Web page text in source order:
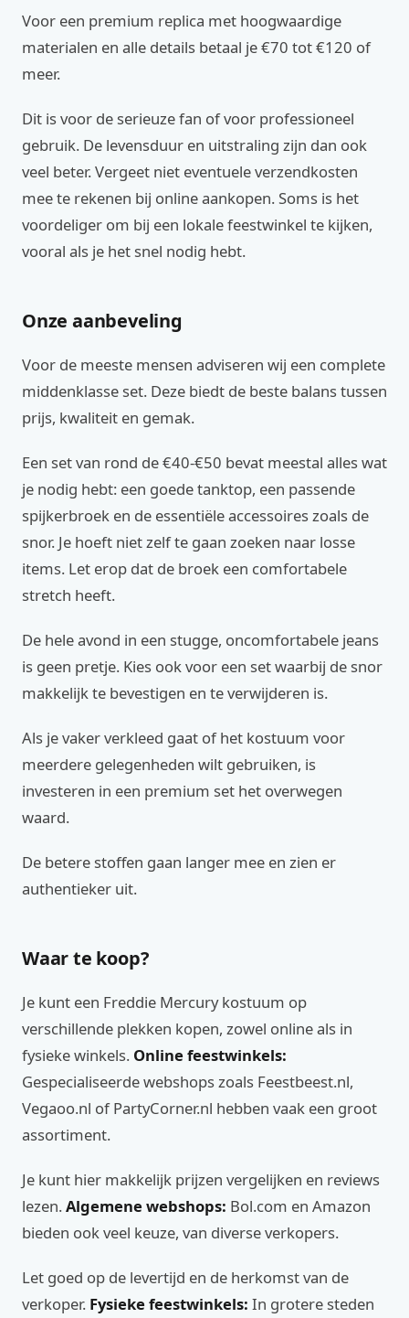
Voor een premium replica met hoogwaardige
materialen en alle details betaal je €70 tot €120 of
meer.
Dit is voor de serieuze fan of voor professioneel
gebruik. De levensduur en uitstraling zijn dan ook
veel beter. Vergeet niet eventuele verzendkosten
mee te rekenen bij online aankopen. Soms is het
voordeliger om bij een lokale feestwinkel te kijken,
vooral als je het snel nodig hebt.
Onze aanbeveling
Voor de meeste mensen adviseren wij een complete
middenklasse set. Deze biedt de beste balans tussen
prijs, kwaliteit en gemak.
Een set van rond de €40-€50 bevat meestal alles wat
je nodig hebt: een goede tanktop, een passende
spijkerbroek en de essentiële accessoires zoals de
snor. Je hoeft niet zelf te gaan zoeken naar losse
items. Let erop dat de broek een comfortabele
stretch heeft.
De hele avond in een stugge, oncomfortabele jeans
is geen pretje. Kies ook voor een set waarbij de snor
makkelijk te bevestigen en te verwijderen is.
Als je vaker verkleed gaat of het kostuum voor
meerdere gelegenheden wilt gebruiken, is
investeren in een premium set het overwegen
waard.
De betere stoffen gaan langer mee en zien er
authentieker uit.
Waar te koop?
Je kunt een Freddie Mercury kostuum op
verschillende plekken kopen, zowel online als in
fysieke winkels. Online feestwinkels:
Gespecialiseerde webshops zoals Feestbeest.nl,
Vegaoo.nl of PartyCorner.nl hebben vaak een groot
assortiment.
Je kunt hier makkelijk prijzen vergelijken en reviews
lezen.Algemene webshops: Bol.com en Amazon
bieden ook veel keuze, van diverse verkopers.
Let goed op de levertijd en de herkomst van de
verkoper. Fysieke feestwinkels: In grotere steden